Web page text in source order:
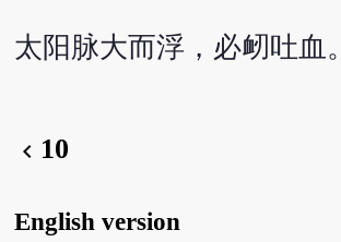
太阳脉大而浮，必衂吐血。
chevron_left 10
English version